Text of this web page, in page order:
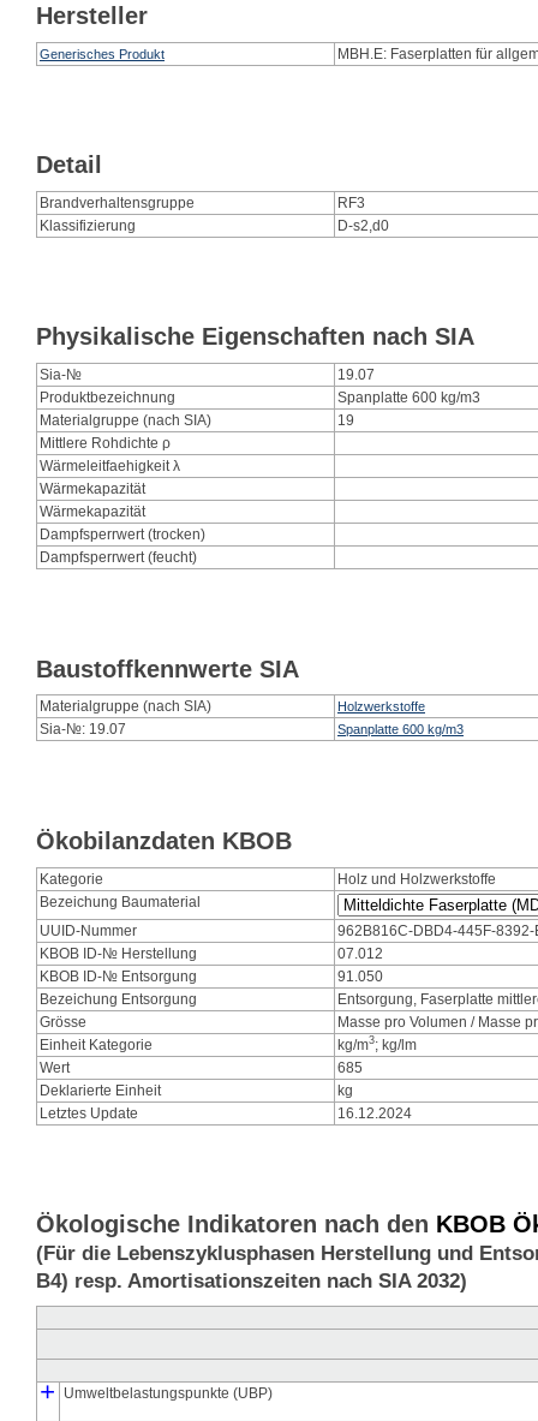
Hersteller
Generisches Produkt MBH.E: Faserplatten für
Detail
Brandverhaltensgruppe
RF3
Klassifizierung
D-s2,d0
Physikalische Eigenschaften nach SIA
Sia-№
19.07
Produktbezeichnung
Spanplatte 600 kg/m3
Materialgruppe (nach SIA)
19
Mittlere Rohdichte ρ
Wärmeleitfaehigkeit λ
Wärmekapazität
Wärmekapazität
Dampfsperrwert (trocken)
Dampfsperrwert (feucht)
Baustoffkennwerte SIA
Materialgruppe (nach SIA) Holzwerkstoffe
Sia-№: 19.07 Spanplatte 600 kg/m3
Ökobilanzdaten KBOB
Kategorie
Holz und Holzwerkstoffe
Bezeichung Baumaterial
UUID-Nummer
962B816C-DBD4-445F-
KBOB ID-№ Herstellung
07.012
KBOB ID-№ Entsorgung
91.050
Bezeichung Entsorgung
Entsorgung, Faserplatte
Grösse
Masse pro Volumen / Masse
Einheit Kategorie
kg/m3; kg/lm
Wert
685
Deklarierte Einheit
kg
Letztes Update
16.12.2024
Ökologische Indikatoren nach den KBOB
(Für die Lebenszyklusphasen Herstellung und
B4) resp. Amortisationszeiten nach SIA 2032)
+ Umweltbelastungspunkte (UBP)